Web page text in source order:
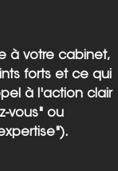
à votre cabinet,
forts et ce qui
à l'action clair
vous" ou